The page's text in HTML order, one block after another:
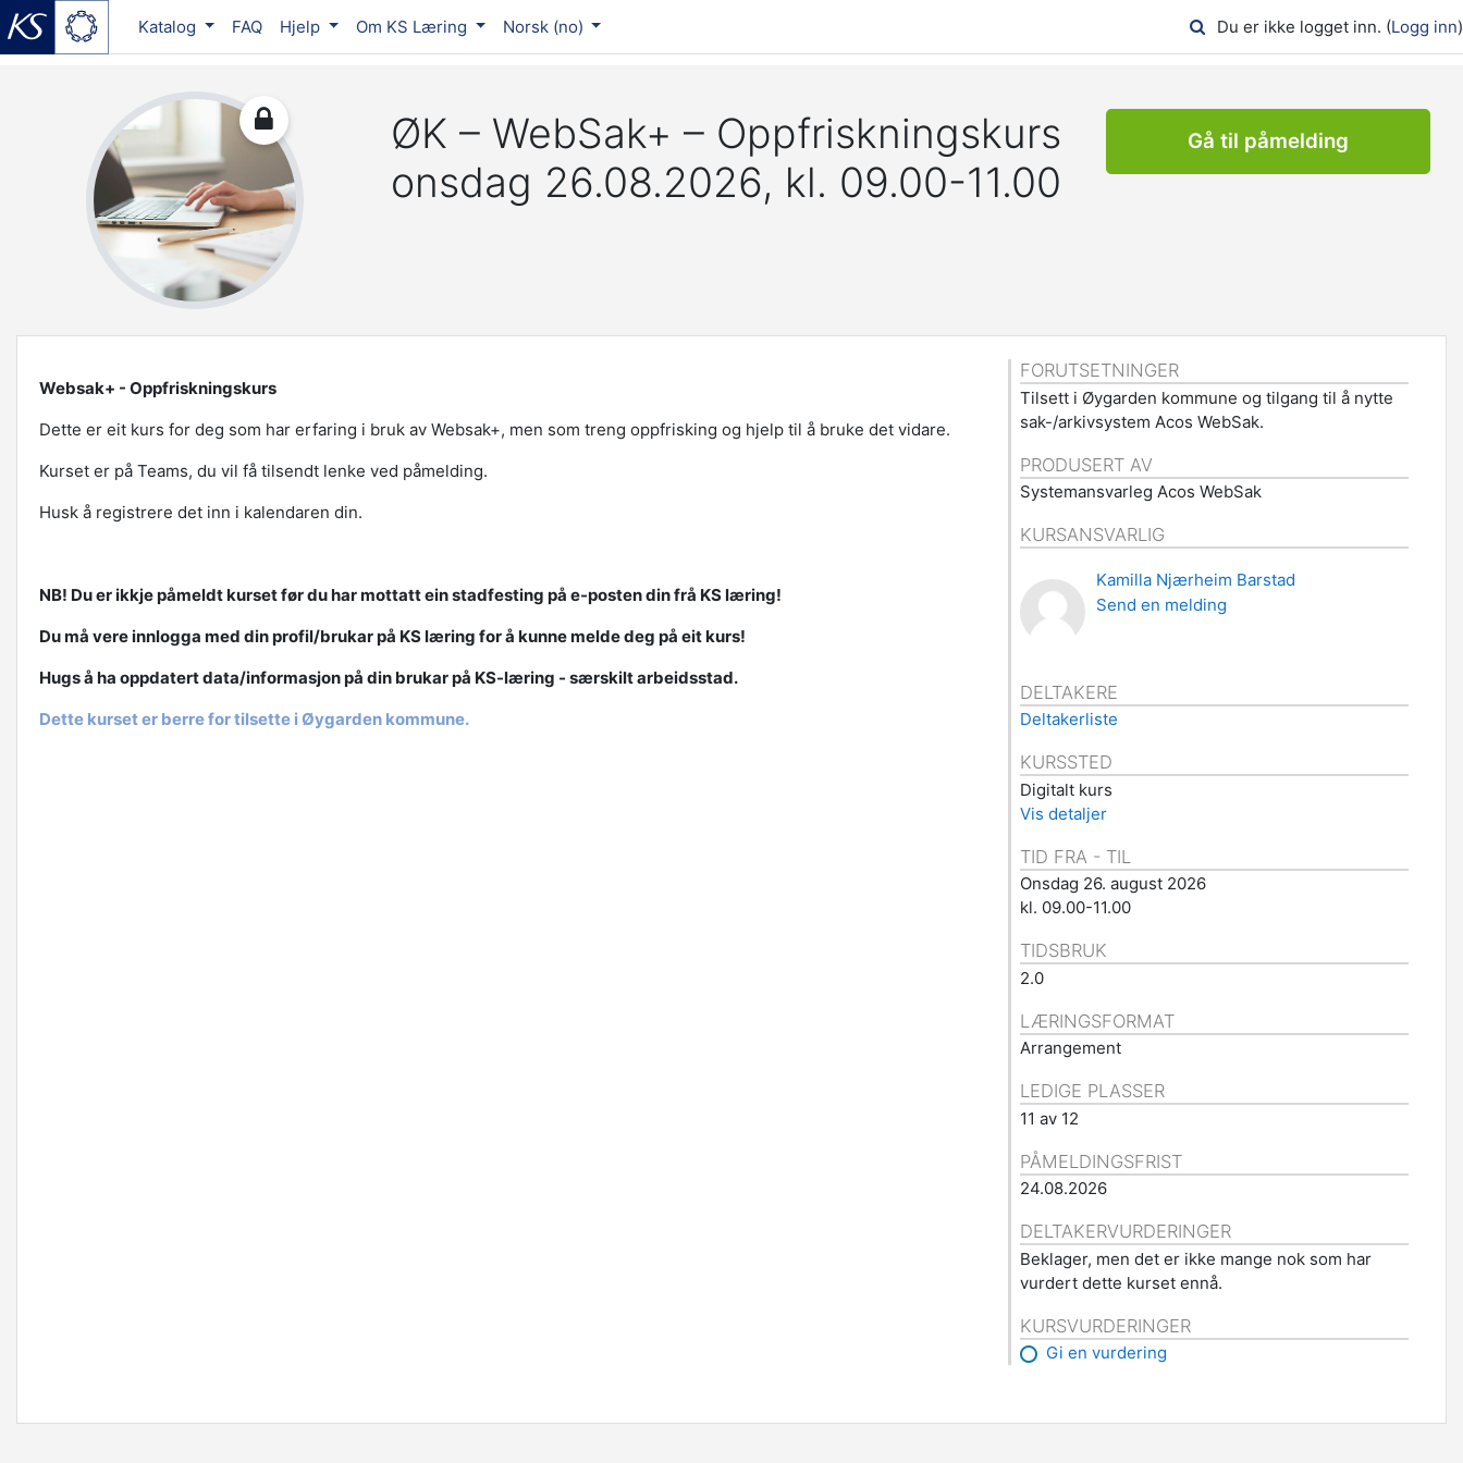
Katalog FAQ Hjelp Om KS Læring Norsk ‎(no)‎ Du er ikke logget inn. (Logg inn)
ØK – WebSak+ – Oppfriskningskurs
onsdag 26.08.2026, kl. 09.00-11.00
Gå til påmelding
Websak+ - Oppfriskningskurs
Dette er eit kurs for deg som har erfaring i bruk av Websak+, men som treng oppfrisking og hjelp til å bruke det vidare.
Kurset er på Teams, du vil få tilsendt lenke ved påmelding.
Husk å registrere det inn i kalendaren din.
NB! Du er ikkje påmeldt kurset før du har mottatt ein stadfesting på e-posten din frå KS læring!
Du må vere innlogga med din profil/brukar på KS læring for å kunne melde deg på eit kurs!
Hugs å ha oppdatert data/informasjon på din brukar på KS-læring - særskilt arbeidsstad.
Dette kurset er berre for tilsette i Øygarden kommune.
FORUTSETNINGER
Tilsett i Øygarden kommune og tilgang til å nytte
sak-/arkivsystem Acos WebSak.
PRODUSERT AV
Systemansvarleg Acos WebSak
KURSANSVARLIG
Kamilla Njærheim Barstad
Send en melding
DELTAKERE
Deltakerliste
KURSSTED
Digitalt kurs
Vis detaljer
TID FRA - TIL
Onsdag 26. august 2026
kl. 09.00-11.00
TIDSBRUK
2.0
LÆRINGSFORMAT
Arrangement
LEDIGE PLASSER
11 av 12
PÅMELDINGSFRIST
24.08.2026
DELTAKERVURDERINGER
Beklager, men det er ikke mange nok som har
vurdert dette kurset ennå.
KURSVURDERINGER
Gi en vurdering